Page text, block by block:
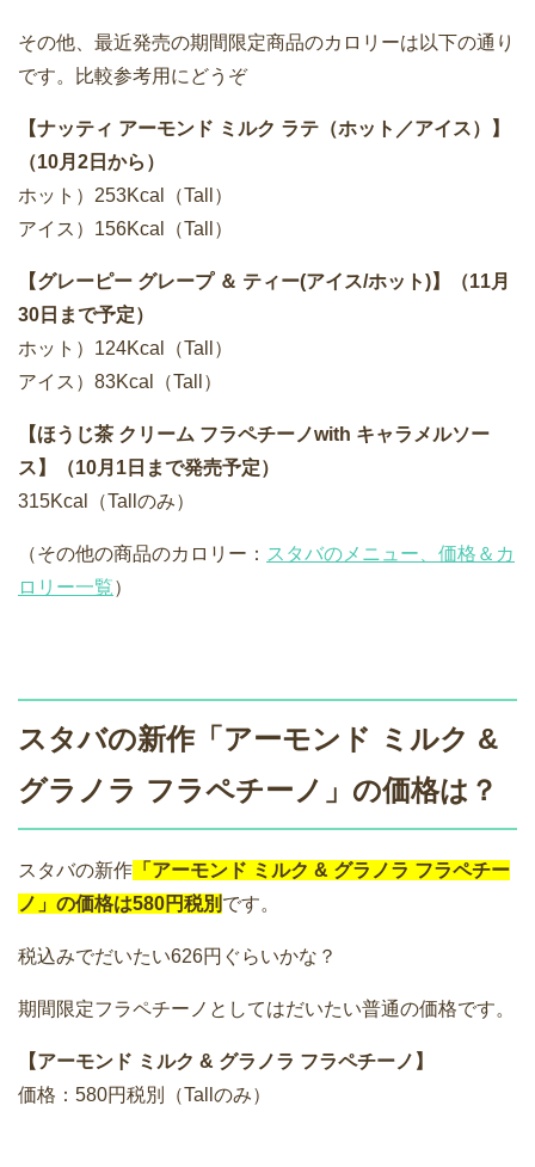
その他、最近発売の期間限定商品のカロリーは以下の通り
です。比較参考用にどうぞ
【ナッティ アーモンド ミルク ラテ（ホット／アイス）】
（10月2日から）
ホット）253Kcal（Tall）
アイス）156Kcal（Tall）
【グレーピー グレープ ＆ ティー(アイス/ホット)】（11月
30日まで予定）
ホット）124Kcal（Tall）
アイス）83Kcal（Tall）
【ほうじ茶 クリーム フラペチーノwith キャラメルソー
ス】（10月1日まで発売予定）
315Kcal（Tallのみ）
（その他の商品のカロリー： スタバのメニュー、価格＆カ
ロリー一覧）
スタバの新作「アーモンド ミルク &
グラノラ フラペチーノ」の価格は？
スタバの新作 「アーモンド ミルク & グラノラ フラペチー
ノ」の価格は580円税別 です。
税込みでだいたい626円ぐらいかな？
期間限定フラペチーノとしてはだいたい普通の価格です。
【アーモンド ミルク & グラノラ フラペチーノ】
価格：580円税別（Tallのみ）